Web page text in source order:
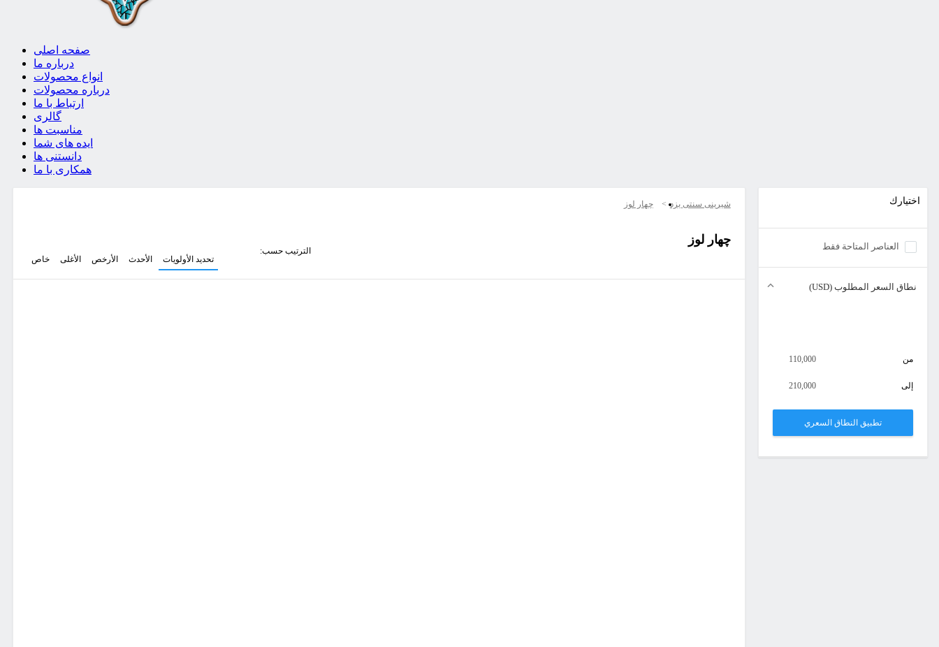
صفحه اصلی
درباره ما
انواع محصولات
درباره محصولات
ارتباط با ما
گالری
مناسبت ها
ایده های شما
دانستنی ها
همکاری با ما
اختيارك
العناصر المتاحة فقط
نطاق السعر المطلوب (USD)
من 110,000
إلى 210,000
تطبيق النطاق السعري
شیرینی سنتی یزد چهار لوز
چهار لوز
الترتيب حسب:
تحديد الأولويات
الأحدث الأرخص الأغلى خاص